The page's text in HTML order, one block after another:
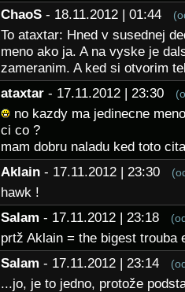
ChaoS - 18.11.2012 | 01:44
To ataxtar: Hned v susednej
meno ako ja. A na vyske je
zameranim. A ked si otvorim
ataxtar - 17.11.2012 | 23:30
no kazdy ma jedinecne
ci co ?
mam dobru naladu ked toto
Aklain - 17.11.2012 | 23:30
hawk !
Salam - 17.11.2012 | 23:18
prtž Aklain = the bigest trouba
Salam - 17.11.2012 | 23:14
...jo, je to jedno, protože